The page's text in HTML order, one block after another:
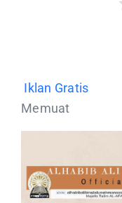
Iklan Gratis
Memuat